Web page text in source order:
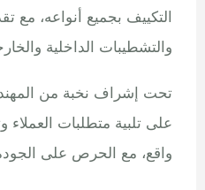
التكييف بجميع أنواعه، مع
والتشطيبات الداخلية
تحت إشراف نخبة من
على تلبية متطلبات العملاء
واقع، مع الحرص على الجودة